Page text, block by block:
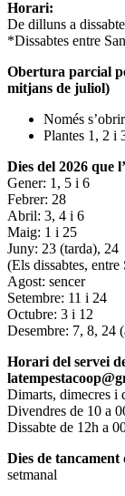
Horari:
De dilluns a
*Dissabtes entre
Obertura parcial
mitjans de juliol)
Només
Plantes 1, 2 i
Dies del 2026 que
Gener: 1, 5 i 6
Febrer: 28
Abril: 3, 4 i 6
Maig: 1 i 25
Juny: 23 (tarda), 24
(Els dissabtes,
Agost: sencer
Setembre: 11 i 24
Octubre: 3 i 12
Desembre: 7, 8, 24
Horari del servei
Dimarts, dimecres i
Divendres de 10 a
Dissabte de 12h a
Dies de tancament
setmanal